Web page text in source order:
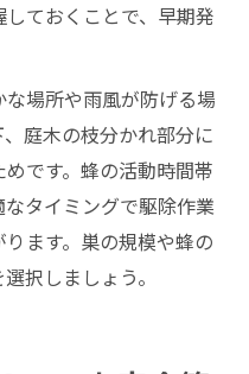
ておくことで、早期発
場所や雨風が防げる場
庭木の枝分かれ部分に
です。蜂の活動時間帯
タイミングで駆除作業
ます。巣の規模や蜂の
択しましょう。